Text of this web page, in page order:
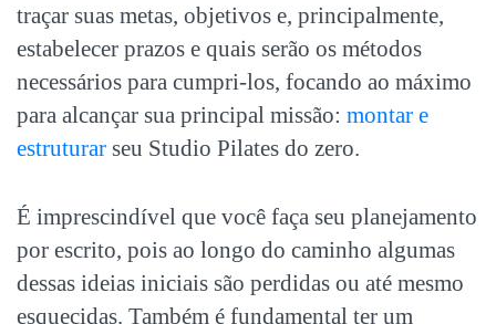
traçar suas metas, objetivos e, principalmente,
estabelecer prazos e quais serão os métodos
necessários para cumpri-los, focando ao máximo
para alcançar sua principal missão: montar e
estruturar seu Studio Pilates do zero.
É imprescindível que você faça seu planejamento
por escrito, pois ao longo do caminho algumas
dessas ideias iniciais são perdidas ou até mesmo
esquecidas. Também é fundamental ter um